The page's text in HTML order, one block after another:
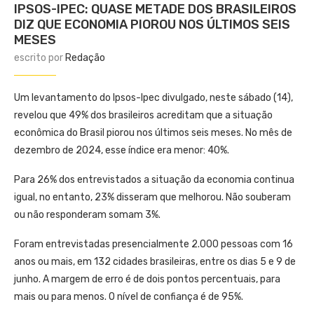
IPSOS-IPEC: QUASE METADE DOS BRASILEIROS
DIZ QUE ECONOMIA PIOROU NOS ÚLTIMOS SEIS
MESES
escrito por Redação
Um levantamento do Ipsos-Ipec divulgado, neste sábado (14),
revelou que 49% dos brasileiros acreditam que a situação
econômica do Brasil piorou nos últimos seis meses. No mês de
dezembro de 2024, esse índice era menor: 40%.
Para 26% dos entrevistados a situação da economia continua
igual, no entanto, 23% disseram que melhorou. Não souberam
ou não responderam somam 3%.
Foram entrevistadas presencialmente 2.000 pessoas com 16
anos ou mais, em 132 cidades brasileiras, entre os dias 5 e 9 de
junho. A margem de erro é de dois pontos percentuais, para
mais ou para menos. O nível de confiança é de 95%.